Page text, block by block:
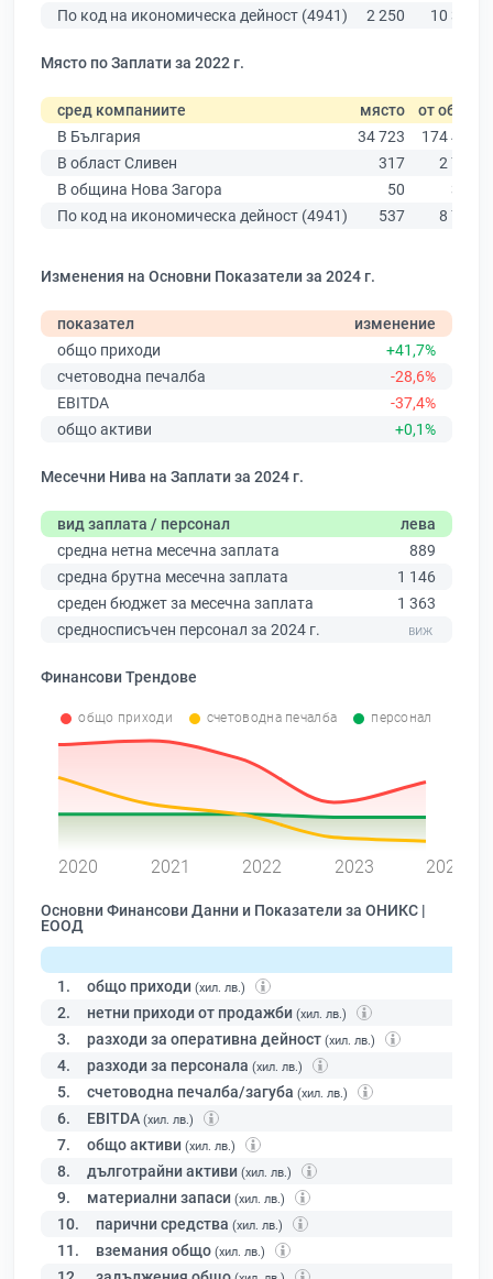
По код на икономическа дейност (4941)
2 250 10 330
Място по Заплати за 2022 г.
сред компаниите място от общо
В България
34 723
174 403
В област Сливен
317
2 786
В община Нова Загора
50
375
По код на икономическа дейност (4941)
537 8 756
Изменения на Основни Показатели за 2024 г.
показател
изменение
общо приходи
+41,7%
счетоводна печалба
-28,6%
EBITDA
-37,4%
общо активи
+0,1%
Месечни Нива на Заплати за 2024 г.
вид заплата / персонал
лева
средна нетна месечна заплата
889
средна брутна месечна заплата
1 146
среден бюджет за месечна заплата
1 363
средносписъчен персонал за 2024 г.
Финансови Трендове
общо приходи счетоводна печалба персонал
2020 2021 2022 2023 2024
Основни Финансови Данни и Показатели за ОНИКС |
ЕООД
1. общо приходи (хил. лв.)
2. нетни приходи от продажби (хил. лв.)
3. разходи за оперативна дейност (хил. лв.)
4. разходи за персонала (хил. лв.)
5. счетоводна печалба/загуба (хил. лв.)
6. EBITDA (хил. лв.)
7. общо активи (хил. лв.)
8. дълготрайни активи (хил. лв.)
9. материални запаси (хил. лв.)
10. парични средства (хил. лв.)
11. вземания общо (хил. лв.)